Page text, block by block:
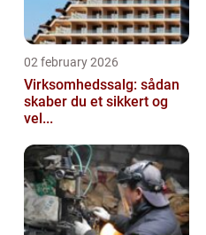
02 february 2026
Virksomhedssalg: sådan
skaber du et sikkert og
vel...